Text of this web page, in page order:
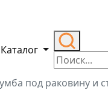
Каталог
под раковину и